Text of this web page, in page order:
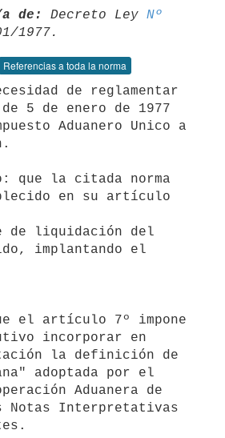
a de: Decreto Ley Nº
Referencias a toda la norma
5 de enero de 1977
Aduanero Unico a
en su artículo
de liquidación del
implantando el
incorporar en
la definición de
adoptada por el
Aduanera de
Notas Interpretativas